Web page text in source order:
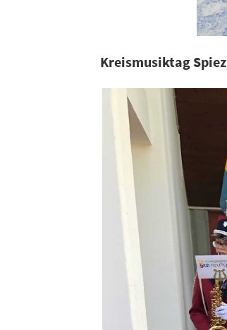
Kreismusiktag Spiez